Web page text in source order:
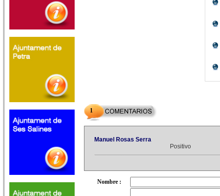
1
Manuel Rosas Serra
Positivo
Nombre :